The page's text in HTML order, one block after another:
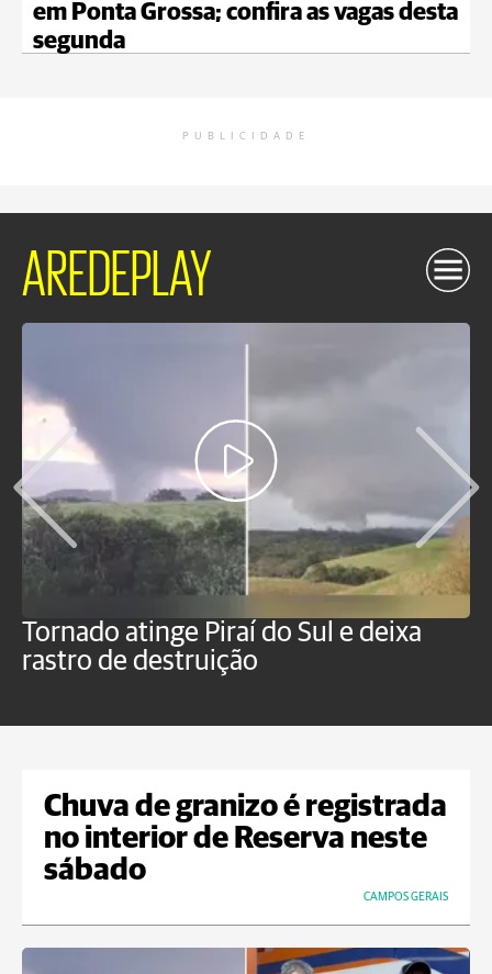
em Ponta Grossa; confira as vagas desta
segunda
PUBLICIDADE
AREDEPLAY
Tornado atinge Piraí do Sul e deixa
rastro de destruição
Chuva de granizo é registrada
no interior de Reserva neste
sábado
CAMPOS GERAIS